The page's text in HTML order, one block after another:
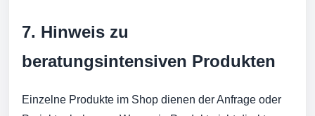
7. Hinweis zu
beratungsintensiven Produkten
Einzelne Produkte im Shop dienen der Anfrage oder